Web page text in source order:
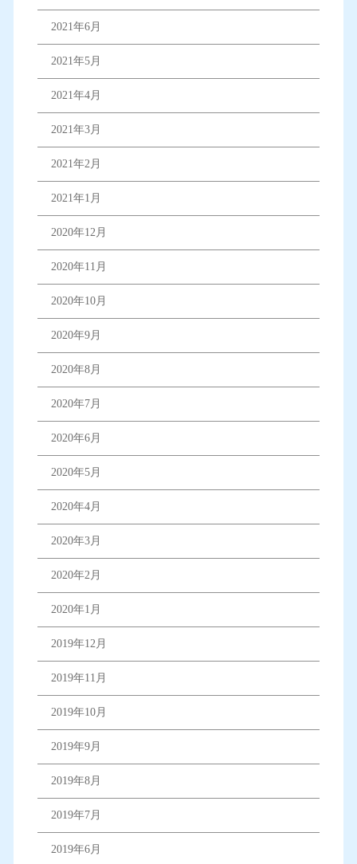
2021年6月
2021年5月
2021年4月
2021年3月
2021年2月
2021年1月
2020年12月
2020年11月
2020年10月
2020年9月
2020年8月
2020年7月
2020年6月
2020年5月
2020年4月
2020年3月
2020年2月
2020年1月
2019年12月
2019年11月
2019年10月
2019年9月
2019年8月
2019年7月
2019年6月